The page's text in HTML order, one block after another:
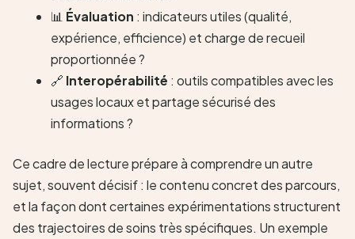
📊 Évaluation : indicateurs utiles (qualité,
expérience, efficience) et charge de recueil
proportionnée ?
🔗 Interopérabilité : outils compatibles avec les
usages locaux et partage sécurisé des
informations ?
Ce cadre de lecture prépare à comprendre un autre
sujet, souvent décisif : le contenu concret des parcours,
et la façon dont certaines expérimentations structurent
des trajectoires de soins très spécifiques. Un exemple